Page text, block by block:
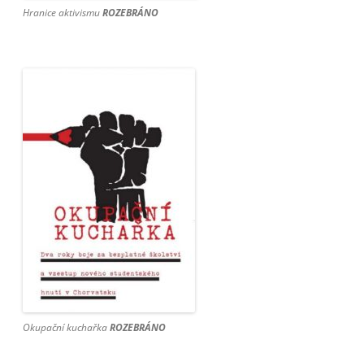
Hranice aktivismuROZEBRÁNO
Okupační kuchařkaROZEBRÁNO